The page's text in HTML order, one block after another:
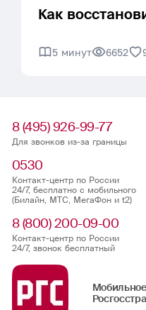
Как
5 минут 6652
8 (495) 926-99-77
Для звонков из-за границы
0530
Контакт-центр по России
24/7, бесплатно с мобильного
(Билайн, МТС, МегаФон и t2)
8 (800) 200-09-00
Контакт-центр по России
24/7, звонок бесплатный